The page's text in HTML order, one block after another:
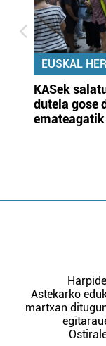
EUSKAL
KASek
dutela gose
emateagatik
Astekarko
martxan